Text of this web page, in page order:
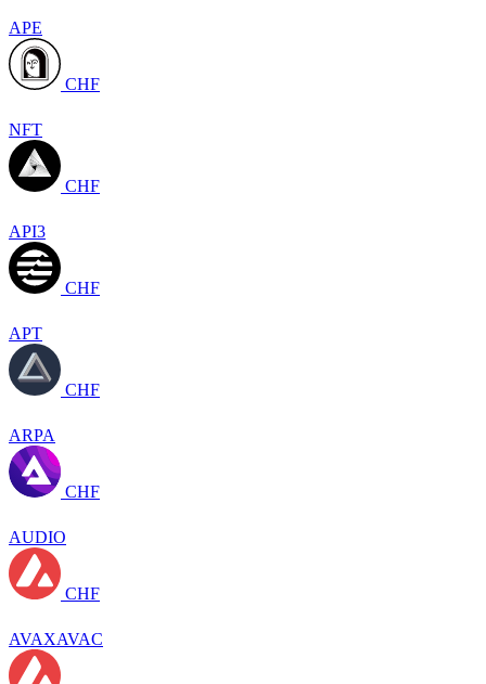
APE
CHF
NFT
CHF
API3
CHF
APT
CHF
ARPA
CHF
AUDIO
CHF
AVAXAVAC